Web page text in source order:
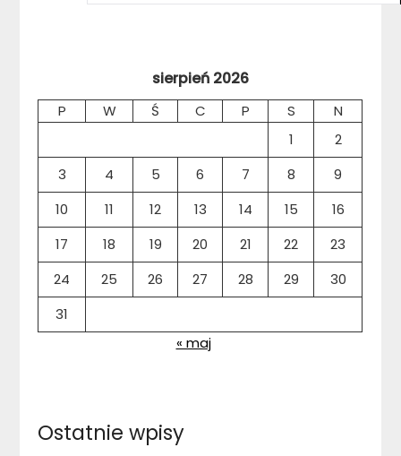
sierpień 2026
P W Ś C P S
N
1
2
3
4 5 6 7 8
9
10
11 12 13 14 15
16
17
18 19 20 21 22
23
24
25 26 27 28 29
30
31
« maj
Ostatnie wpisy